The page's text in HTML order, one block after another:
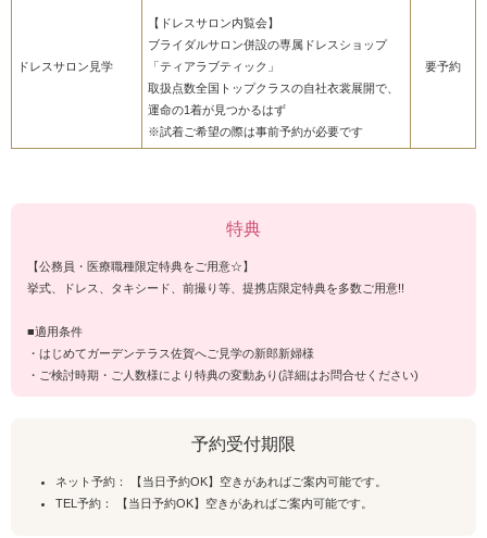
ドレスサロン見学
【ドレスサロン内覧会】
ブライダルサロン併設の専属ドレスショップ
「ティアラブティック」
取扱点数全国トップクラスの自社衣裳展開で、
運命の1着が見つかるはず
※試着ご希望の際は事前予約が必要です
要予約
特典
【公務員・医療職種限定特典をご用意☆】
挙式、ドレス、タキシード、前撮り等、提携店限定特典を多数ご用意!!
■適用条件
・はじめてガーデンテラス佐賀へご見学の新郎新婦様
・ご検討時期・ご人数様により特典の変動あり(詳細はお問合せください)
予約受付期限
ネット予約： 【当日予約OK】空きがあればご案内可能です。
TEL予約： 【当日予約OK】空きがあればご案内可能です。